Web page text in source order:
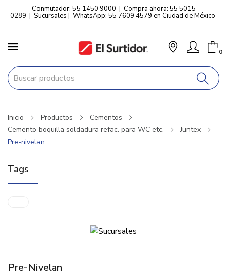
Conmutador: 55 1450 9000 | Compra ahora: 55 5015
0289 | Sucursales | WhatsApp: 55 7609 4579 en Ciudad de México
0
Inicio Productos
Cementos
Cemento boquilla soldadura refac. para WC etc.
Juntex
Pre-nivelan
Tags
Pre-Nivelan